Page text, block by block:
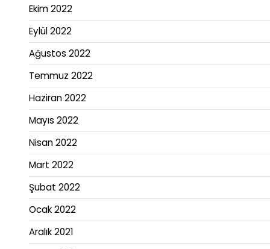
Ekim 2022
Eylül 2022
Ağustos 2022
Temmuz 2022
Haziran 2022
Mayıs 2022
Nisan 2022
Mart 2022
Şubat 2022
Ocak 2022
Aralık 2021